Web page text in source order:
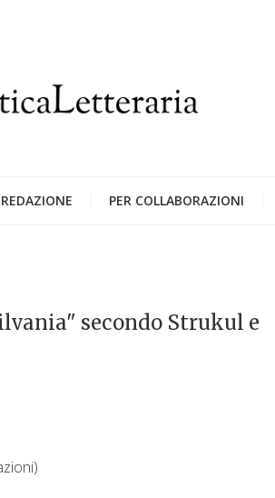
PER COLLABORAZIONI
secondo Strukul e